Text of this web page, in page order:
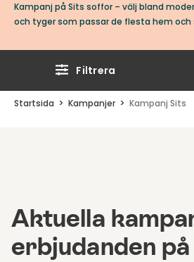
Kampanj på Sits soffor – välj bland
och tyger som passar de flesta hem och
Filtrera
Startsida Kampanjer Kampanj Sits
Aktuella
erbjudanden